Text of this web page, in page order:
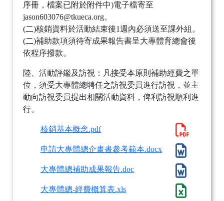
序冊，檔案已附於附件中)電子檔寄至
jason603076@tkueca.org。
(二)核銷資料於活動結束後1週內必須送至課外組。
(二)補助款項須待寄成果報告書呈大專體育總會後
依程序撥款。
陸、活動評鑑及訪視：凡接受本原則補助經費之單
位，須受大專體總聘任之訪視委員進行訪視，並主
動向訪視委員提出相關活動資料，俾利訪視順利進
行。
核銷基本概念.pdf
申請大專體總企畫書參考範本.docx
大專體總補助成果報告.doc
大專體總-經費概算表.xls